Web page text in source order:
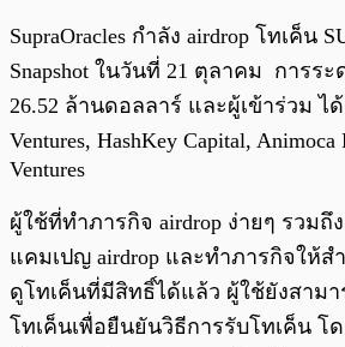
SupraOracles กำลัง airdrop โทเค็น
Snapshot ในวันที่ 21 ตุลาคม การร
26.52 ล้านดอลลาร์ และผู้เข้าร่วม ได้
Ventures, HashKey Capital,
Ventures
ผู้ใช้ที่ทำภารกิจ airdrop ง่ายๆ รวมถึ
แคมเปญ airdrop และทำภารกิจให้ส
ดูโทเค็นที่มีสิทธิ์ได้แล้ว ผู้ใช้ยังสาม
โทเค็นเพื่อยืนยันวิธีการรับโทเค็น โ